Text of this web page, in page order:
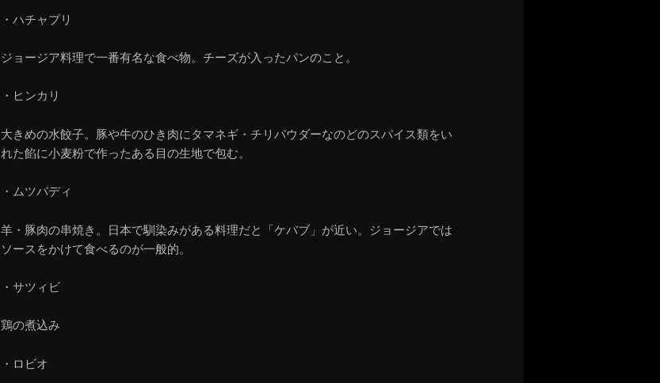
・ハチャプリ
ジョージア料理で一番有名な食べ物。チーズが入ったパンのこと。
・ヒンカリ
大きめの水餃子。豚や牛のひき肉にタマネギ・チリパウダーなのどのスパイス類をい
れた餡に小麦粉で作ったある目の生地で包む。
・ムツバディ
羊・豚肉の串焼き。日本で馴染みがある料理だと「ケバブ」が近い。ジョージアでは
ソースをかけて食べるのが一般的。
・サツィビ
鶏の煮込み
・ロビオ